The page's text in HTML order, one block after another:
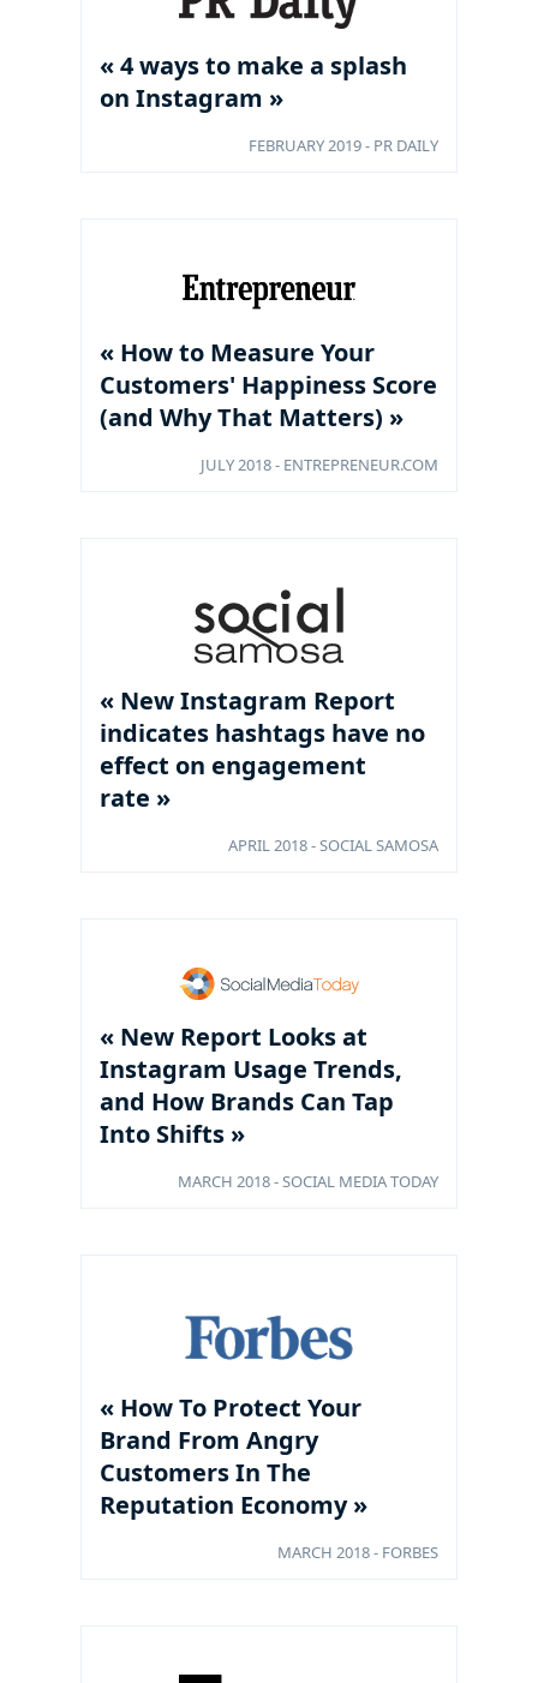
« 4 ways to make a splash
on Instagram »
FEBRUARY 2019 - PR DAILY
« How to Measure Your
Customers' Happiness Score
(and Why That Matters) »
JULY 2018 - ENTREPRENEUR.COM
« New Instagram Report
indicates hashtags have no
effect on engagement
rate »
APRIL 2018 - SOCIAL SAMOSA
« New Report Looks at
Instagram Usage Trends,
and How Brands Can Tap
Into Shifts »
MARCH 2018 - SOCIAL MEDIA TODAY
« How To Protect Your
Brand From Angry
Customers In The
Reputation Economy »
MARCH 2018 - FORBES